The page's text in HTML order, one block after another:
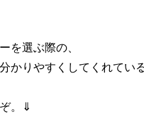
を選ぶ際の、
かりやすくしてくれてい
。⇓